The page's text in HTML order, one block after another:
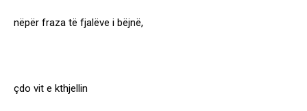
nëpër fraza të fjalëve i bëjnë,
çdo vit e kthjellin